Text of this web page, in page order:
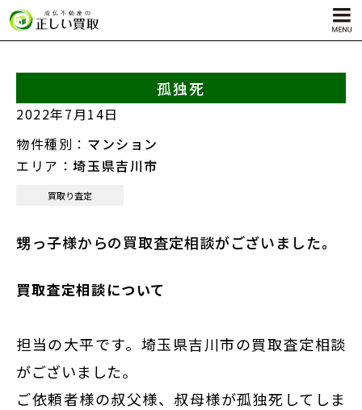
サービス内容
自殺物件買取
対応エリア
新宿
孤独死
2022年7月14日
物件種別： マンション
エリア：埼玉県吉川市
買取り査定
甥っ子様からの買取査定相談がございました。
買取査定相談について
担当の大平です。埼玉県吉川市の買取査定相談
がございました。
ご依頼者様の叔父様、叔母様が孤独死してしま